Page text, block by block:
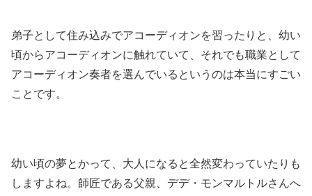
弟子として住み込みでアコーディオンを習ったりと、幼い
頃からアコーディオンに触れていて、それでも職業として
アコーディオン奏者を選んでいるというのは本当にすごい
ことです。
幼い頃の夢とかって、大人になると全然変わっていたりも
しますよね。師匠である父親、デデ・モンマルトルさんへ